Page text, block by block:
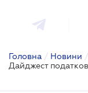
Головна / Новини /